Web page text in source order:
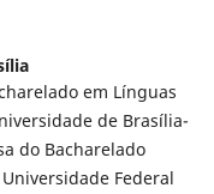
em Línguas
de Brasília-
do Bacharelado
Federal